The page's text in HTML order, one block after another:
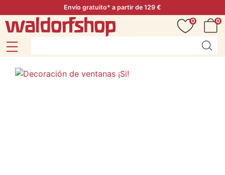
Envío gratuito* a partir de 129 €
0
0